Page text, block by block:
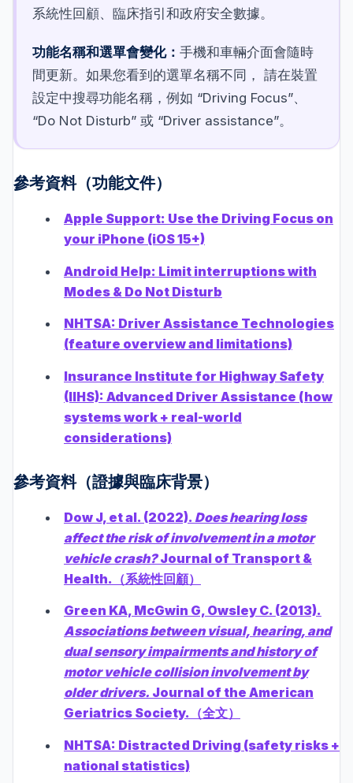
系統性回顧、臨床指引和政府安全數據。
功能名稱和選單會變化： 手機和車輛介面會隨時
間更新。如果您看到的選單名稱不同， 請在裝置
設定中搜尋功能名稱，例如 “Driving Focus”、
“Do Not Disturb” 或 “Driver assistance”。
參考資料（功能文件）
Apple Support: Use the Driving Focus on
your iPhone (iOS 15+)
Android Help: Limit interruptions with
Modes & Do Not Disturb
NHTSA: Driver Assistance Technologies
(feature overview and limitations)
Insurance Institute for Highway Safety
(IIHS): Advanced Driver Assistance (how
systems work + real-world
considerations)
參考資料（證據與臨床背景）
Dow J, et al. (2022). Does hearing loss
affect the risk of involvement in a motor
vehicle crash?Journal of Transport &
Health.（系統性回顧）
Green KA, McGwin G, Owsley C. (2013).
Associations between visual, hearing, and
dual sensory impairments and history of
motor vehicle collision involvement by
older drivers. Journal of the American
Geriatrics Society.（全文）
NHTSA: Distracted Driving (safety risks +
national statistics)